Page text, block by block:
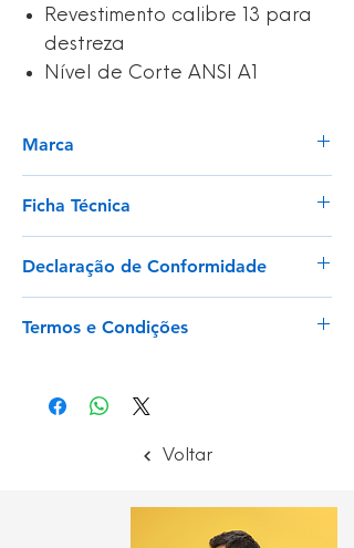
Revestimento calibre 13 para
destreza
Nível de Corte ANSI A1
Marca
Ficha Técnica
Declaração de Conformidade
Termos e Condições
Envios rápidos para artigos em stock
Trocas e Devoluções com prazo de 14
Voltar